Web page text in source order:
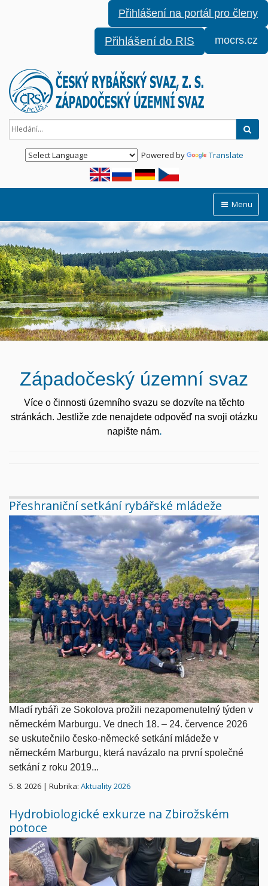
Přihlášení na portál pro členy
Přihlášení do RIS mocrs.cz
Powered by Translate
Menu
Západočeský územní svaz
Více o činnosti územního svazu se dozvíte na těchto
stránkách. Jestliže zde nenajdete odpověď na svoji otázku
napište nám.
Přeshraniční setkání rybářské mládeže
Mladí rybáři ze Sokolova prožili nezapomenutelný týden v
německém Marburgu. Ve dnech 18. – 24. července 2026
se uskutečnilo česko-německé setkání mládeže v
německém Marburgu, která navázalo na první společné
setkání z roku 2019...
5. 8. 2026 | Rubrika: Aktuality 2026
Hydrobiologické exkurze na Zbirožském
potoce